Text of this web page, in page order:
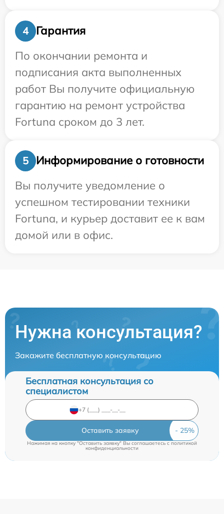
4
Гарантия
По окончании ремонта и
подписания акта выполненных
работ Вы получите официальную
гарантию на ремонт устройства
Fortuna сроком до 3 лет.
5
Информирование о готовности
Вы получите уведомление о
успешном тестировании техники
Fortuna, и курьер доставит ее к вам
домой или в офис.
Нужна консультация?
Закажите бесплатную консультацию
Бесплатная консультация со
специалистом
Оставить заявку
Нажимая на кнопку "Оставить заявку" Вы соглашаетесь cполитикой
конфиденциальности